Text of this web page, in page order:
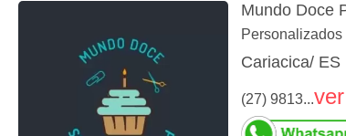
Mundo Doce
Personalizados
Cariacica/ ES
(27) 9813...